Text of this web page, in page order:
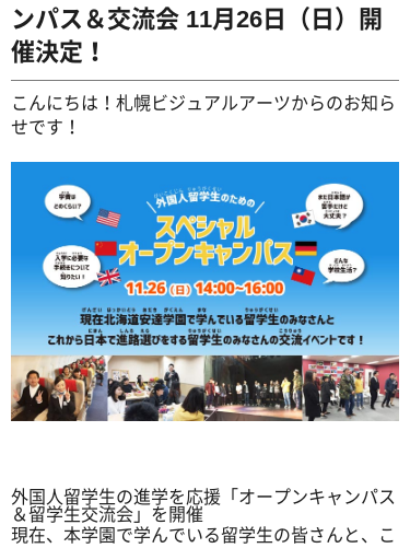
アクセス
ベース専攻
ドラム専攻
AI&ゲームプログラマー専攻
MVクリエイター専攻
キャラデザ＆CG映像クリエイター専攻
写真学科
写真専攻
学生作品
デビューサポート
授業料免除制度
学費サポート
専門実践教育訓練給付金制度
書類ダウンロード
ンパス＆交流会 11月26日（日）開
催決定！
こんにちは！札幌ビジュアルアーツからのお知ら
せです！
外国人留学生の進学を応援「オープンキャンパス
＆留学生交流会」を開催
現在、本学園で学んでいる留学生の皆さんと、こ